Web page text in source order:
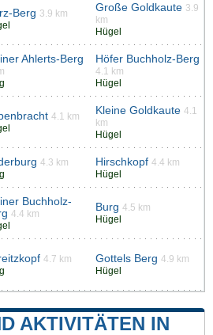
Berg 3.9 km
Große Goldkaute 3.9
km
Hügel
Ahlerts-Berg Höfer Buchholz-Berg
4.1 km
Hügel
4.1 km
Kleine Goldkaute 4.1
km
Hügel
4.3 km
Hirschkopf 4.4 km
Hügel
Buchholz-
4.4 km
Burg 4.5 km
Hügel
4.7 km
Gottels Berg 4.9 km
Hügel
AKTIVITÄTEN IN